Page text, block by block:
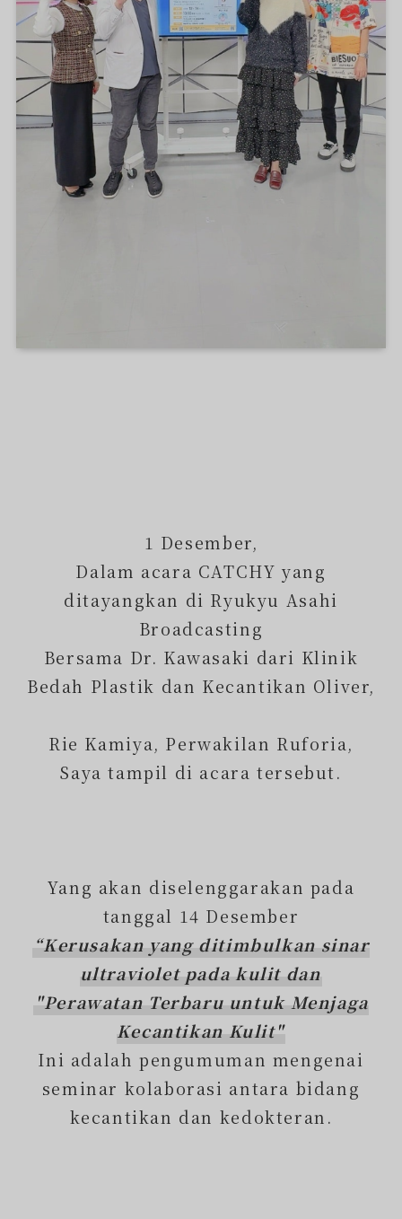
1 Desember,
Dalam acara CATCHY yang
ditayangkan di Ryukyu Asahi
Broadcasting
Bersama Dr. Kawasaki dari Klinik
Bedah Plastik dan Kecantikan Oliver,
Rie Kamiya, Perwakilan Ruforia,
Saya tampil di acara tersebut.
Yang akan diselenggarakan pada
tanggal 14 Desember
“Kerusakan yang ditimbulkan sinar
ultraviolet pada kulit dan
"Perawatan Terbaru untuk Menjaga
Kecantikan Kulit"
Ini adalah pengumuman mengenai
seminar kolaborasi antara bidang
kecantikan dan kedokteran.